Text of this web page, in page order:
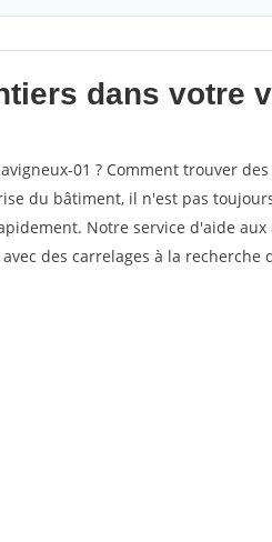
dans votre
01 ? Comment trouver
du bâtiment, il n'est pas
Notre service d'aide
des carrelages à la